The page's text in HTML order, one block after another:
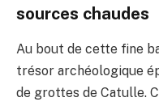
sources chaudes
Au bout de cette fine
trésor archéologique
de grottes de Catulle.